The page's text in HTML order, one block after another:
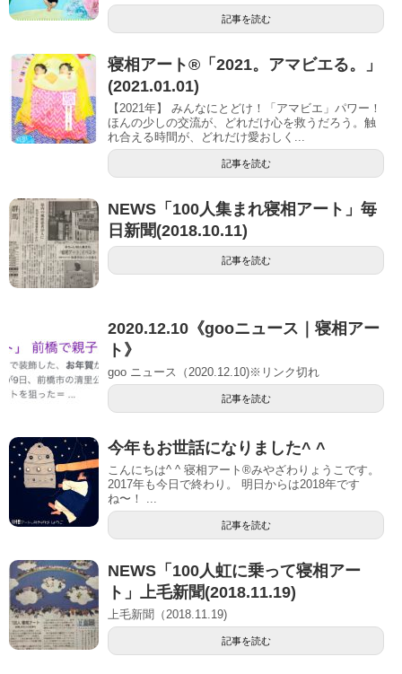
記事を読む
寝相アート®︎「2021。アマビエる。」
(2021.01.01)
【2021年】 みんなにとどけ！「アマビエ」パワー！
ほんの少しの交流が、どれだけ心を救うだろう。触
れ合える時間が、どれだけ愛おしく...
記事を読む
NEWS「100人集まれ寝相アート」毎
日新聞(2018.10.11)
記事を読む
2020.12.10《gooニュース｜寝相アー
ト》
goo ニュース（2020.12.10)※リンク切れ
記事を読む
今年もお世話になりました^ ^
こんにちは^ ^ 寝相アート®︎みやざわりょうこです。
2017年も今日で終わり。 明日からは2018年です
ね〜！ ...
記事を読む
NEWS「100人虹に乗って寝相アー
ト」上毛新聞(2018.11.19)
上毛新聞（2018.11.19)
記事を読む